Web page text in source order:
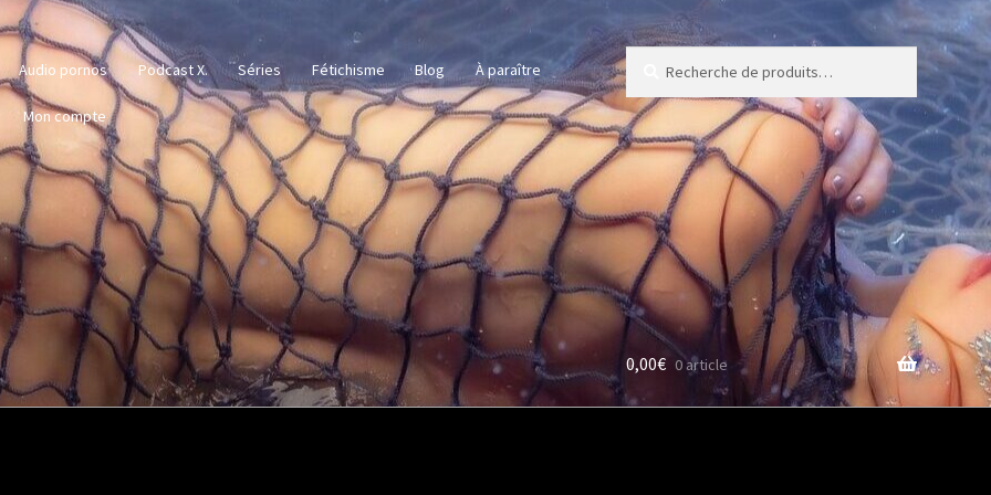
Audio pornos Podcast X. Séries Fétichisme Blog À paraître
Mon compte
Recherche
pour :
Recherche
0,00€ 0 article